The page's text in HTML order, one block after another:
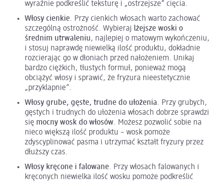
wyraźnie podkreślić teksturę i „ostrzejsze” cięcia.
Włosy cienkie. Przy cienkich włosach warto zachować
szczególną ostrożność. Wybieraj lżejsze woski o
średnim utrwaleniu, najlepiej o matowym wykończeniu,
i stosuj naprawdę niewielką ilość produktu, dokładnie
rozcierając go w dłoniach przed nałożeniem. Unikaj
bardzo ciężkich, tłustych formuł, ponieważ mogą
obciążyć włosy i sprawić, że fryzura nieestetycznie
„przyklapnie”.
Włosy grube, gęste, trudne do ułożenia. Przy grubych,
gęstych i trudnych do ułożenia włosach dobrze sprawdzi
się mocny wosk do włosów. Możesz pozwolić sobie na
nieco większą ilość produktu – wosk pomoże
zdyscyplinować pasma i utrzymać kształt fryzury przez
dłuższy czas.
Włosy kręcone i falowane. Przy włosach falowanych i
kręconych niewielka ilość wosku pomoże podkreślić